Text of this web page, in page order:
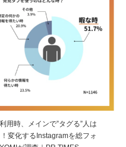
用時、メインで”タグる”人は
変化するInstagramを総フォ